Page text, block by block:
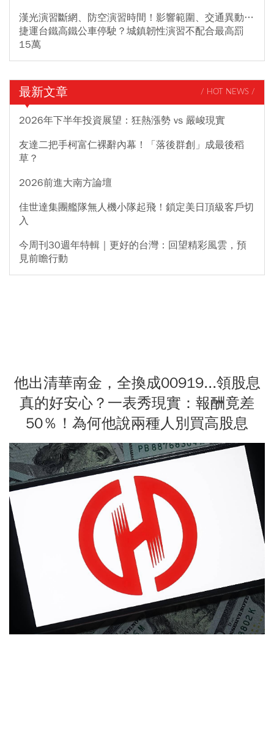
漢光演習斷網、防空演習時間！影響範圍、交通異動…
捷運台鐵高鐵公車停駛？城鎮韌性演習不配合最高罰
15萬
最新文章 / HOT NEWS /
2026年下半年投資展望：狂熱漲勢 vs 嚴峻現實
友達二把手柯富仁裸辭內幕！「落後群創」成最後稻
草？
2026前進大南方論壇
佳世達集團艦隊無人機小隊起飛！鎖定美日頂級客戶切
入
今周刊30週年特輯｜更好的台灣：回望精彩風雲，預
見前瞻行動
他出清華南金，全換成00919...領股息
真的好安心？一表秀現實：報酬竟差
50％！為何他說兩種人別買高股息